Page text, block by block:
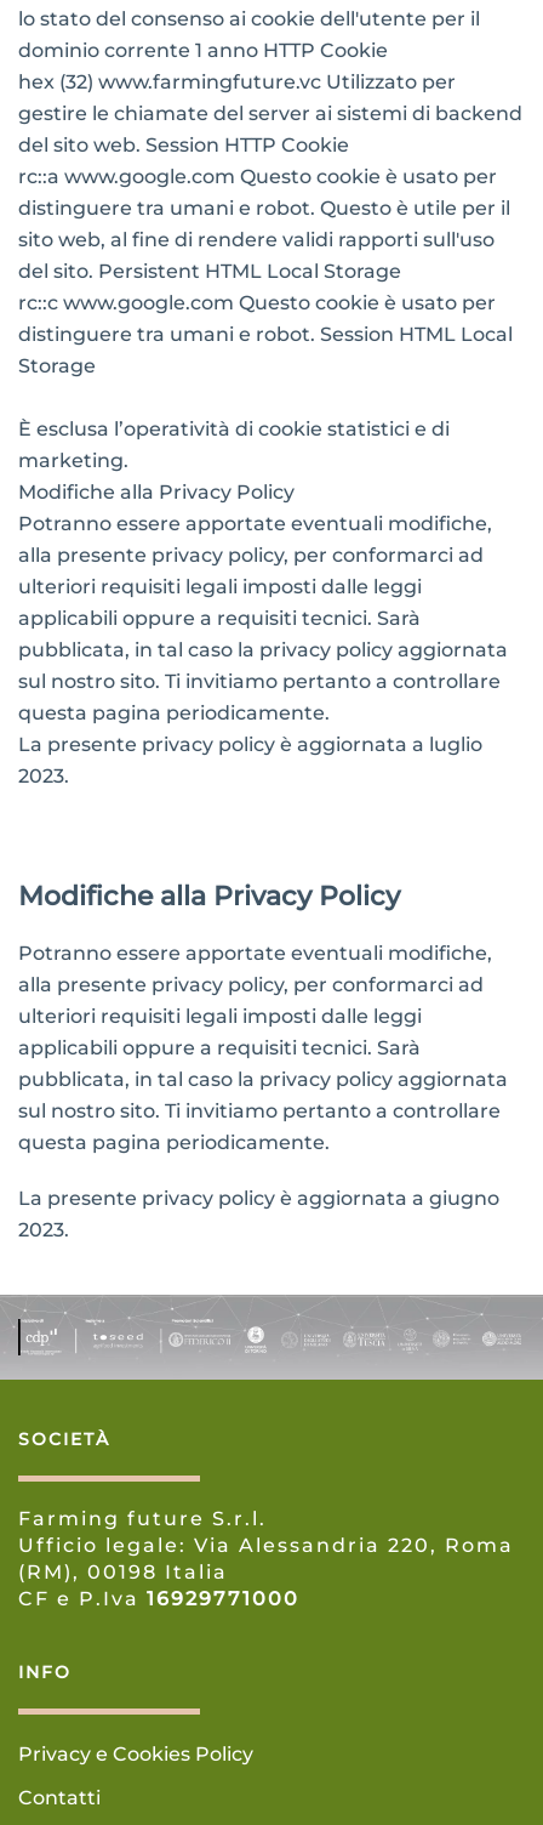
lo stato del consenso ai cookie dell'utente per il
dominio corrente 1 anno HTTP Cookie
hex (32) www.farmingfuture.vc Utilizzato per
gestire le chiamate del server ai sistemi di backend
del sito web. Session HTTP Cookie
rc::a www.google.com Questo cookie è usato per
distinguere tra umani e robot. Questo è utile per il
sito web, al fine di rendere validi rapporti sull'uso
del sito. Persistent HTML Local Storage
rc::c www.google.com Questo cookie è usato per
distinguere tra umani e robot. Session HTML Local
Storage
È esclusa l’operatività di cookie statistici e di
marketing.
Modifiche alla Privacy Policy
Potranno essere apportate eventuali modifiche,
alla presente privacy policy, per conformarci ad
ulteriori requisiti legali imposti dalle leggi
applicabili oppure a requisiti tecnici. Sarà
pubblicata, in tal caso la privacy policy aggiornata
sul nostro sito. Ti invitiamo pertanto a controllare
questa pagina periodicamente.
La presente privacy policy è aggiornata a luglio
2023.
Modifiche alla Privacy Policy
Potranno essere apportate eventuali modifiche,
alla presente privacy policy, per conformarci ad
ulteriori requisiti legali imposti dalle leggi
applicabili oppure a requisiti tecnici. Sarà
pubblicata, in tal caso la privacy policy aggiornata
sul nostro sito. Ti invitiamo pertanto a controllare
questa pagina periodicamente.
La presente privacy policy è aggiornata a giugno
2023.
SOCIETÀ
Farming future S.r.l.
Ufficio legale: Via Alessandria 220, Roma
(RM), 00198 Italia
CF e P.Iva 16929771000
INFO
Privacy e Cookies Policy
Contatti